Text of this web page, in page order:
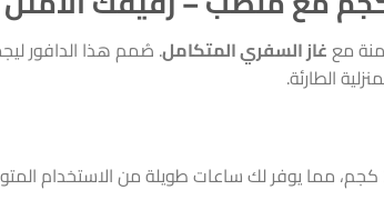
معغاز السفري المتكامل. صُمم هذا الدافور
الطارئة.